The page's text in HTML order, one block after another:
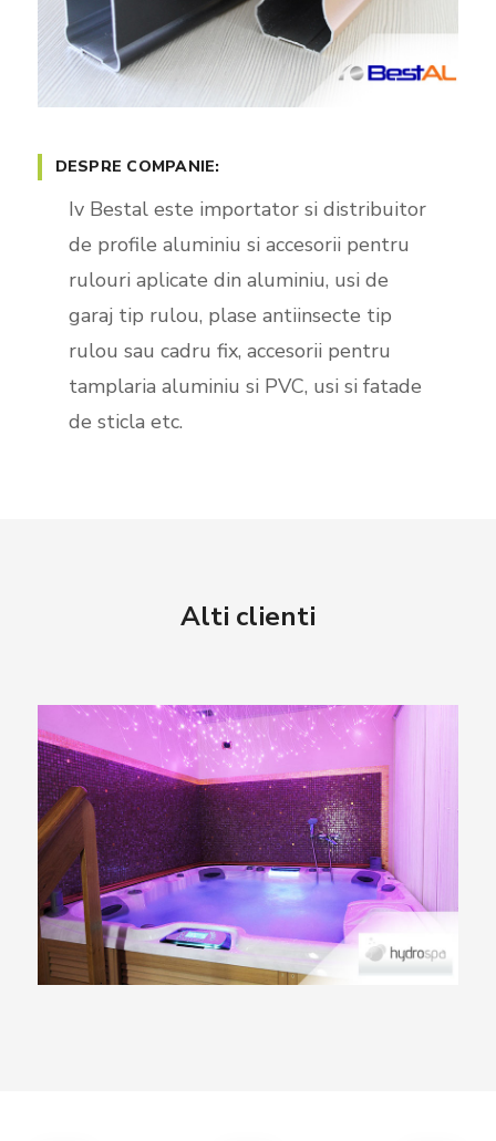
DESPRE COMPANIE:
Iv Bestal este importator si distribuitor
de profile aluminiu si accesorii pentru
rulouri aplicate din aluminiu, usi de
garaj tip rulou, plase antiinsecte tip
rulou sau cadru fix, accesorii pentru
tamplaria aluminiu si PVC, usi si fatade
de sticla etc.
Alti clienti